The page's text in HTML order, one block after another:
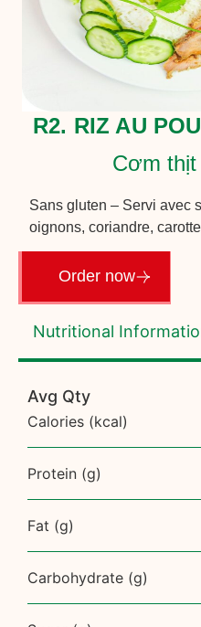
R2. RIZ AU
Cơm
Sans gluten – Servi avec
oignons, coriandre,
Order now
Nutritional
Avg Qty
Calories (kcal)
Protein (g)
Fat (g)
Carbohydrate (g)